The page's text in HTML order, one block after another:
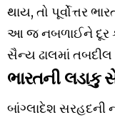
થાય, તો પૂર્વોત્તર
આ જ નબળાઈને દૂર
સૈન્ય ઢાલમાં તબદીલ
ભારતની લડાકુ
બાંગ્લાદેશ સરહદની